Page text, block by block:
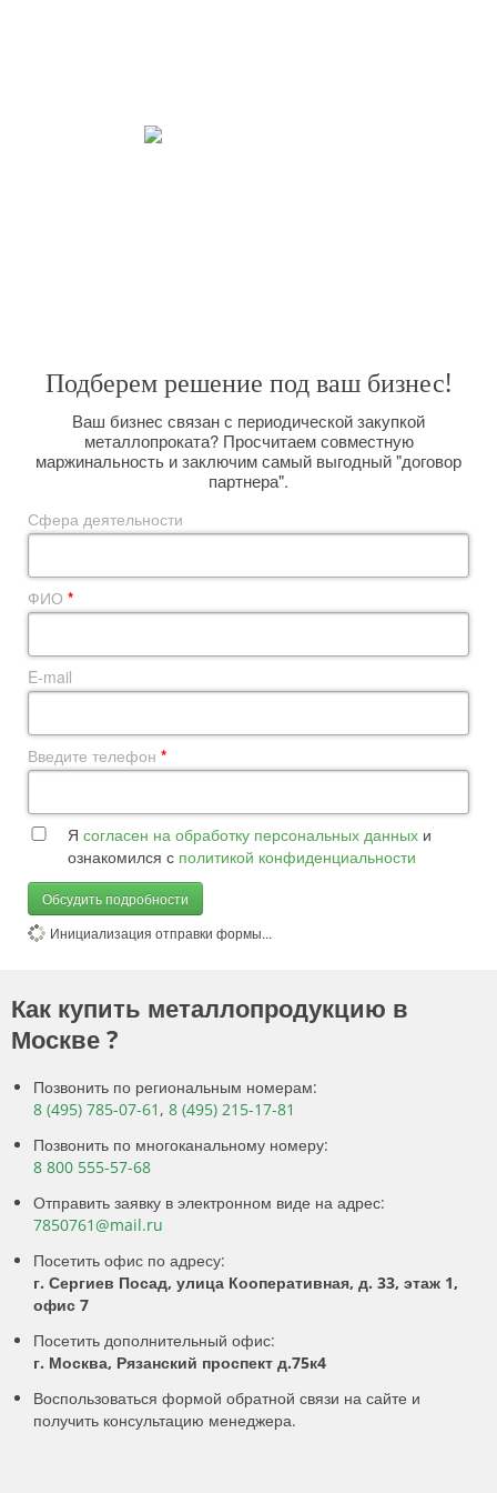
Подберем решение под ваш бизнес!
Ваш бизнес связан с периодической закупкой
металлопроката? Просчитаем совместную
маржинальность и заключим самый выгодный "договор
партнера".
Сфера деятельности
ФИО *
E-mail
Введите телефон *
Я согласен на обработку персональных данных и
ознакомился с политикой конфиденциальности
Обсудить подробности
Инициализация отправки формы...
Как купить металлопродукцию в
Москве ?
Позвонить по региональным номерам:
8 (495) 785-07-61 , 8 (495) 215-17-81
Позвонить по многоканальному номеру:
8 800 555-57-68
Отправить заявку в электронном виде на адрес:
7850761@mail.ru
Посетить офис по адресу:
г. Сергиев Посад, улица Кооперативная, д. 33, этаж 1,
офис 7
Посетить дополнительный офис:
г. Москва, Рязанский проспект д.75к4
Воспользоваться формой обратной связи на сайте и
получить консультацию менеджера.